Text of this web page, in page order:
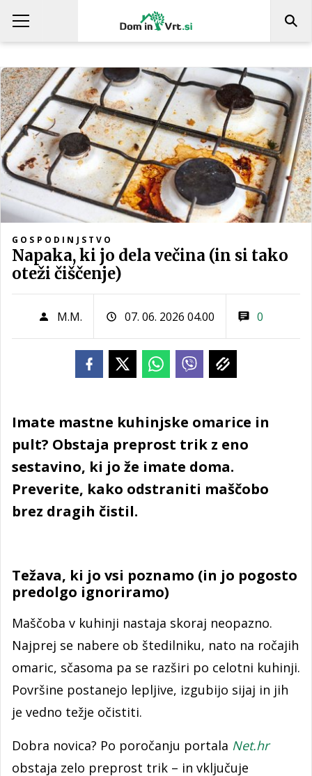
GOSPODINJSTVO
Napaka, ki jo dela večina (in si tako
oteži čiščenje)
M.M. 07. 06. 2026 04.00 0
Imate mastne kuhinjske omarice in
pult? Obstaja preprost trik z eno
sestavino, ki jo že imate doma.
Preverite, kako odstraniti maščobo
brez dragih čistil.
Težava, ki jo vsi poznamo (in jo pogosto
predolgo ignoriramo)
Maščoba v kuhinji nastaja skoraj neopazno.
Najprej se nabere ob štedilniku, nato na ročajih
omaric, sčasoma pa se razširi po celotni kuhinji.
Površine postanejo lepljive, izgubijo sijaj in jih
je vedno težje očistiti.
Dobra novica? Po poročanju portala Net.hr
obstaja zelo preprost trik – in vključuje